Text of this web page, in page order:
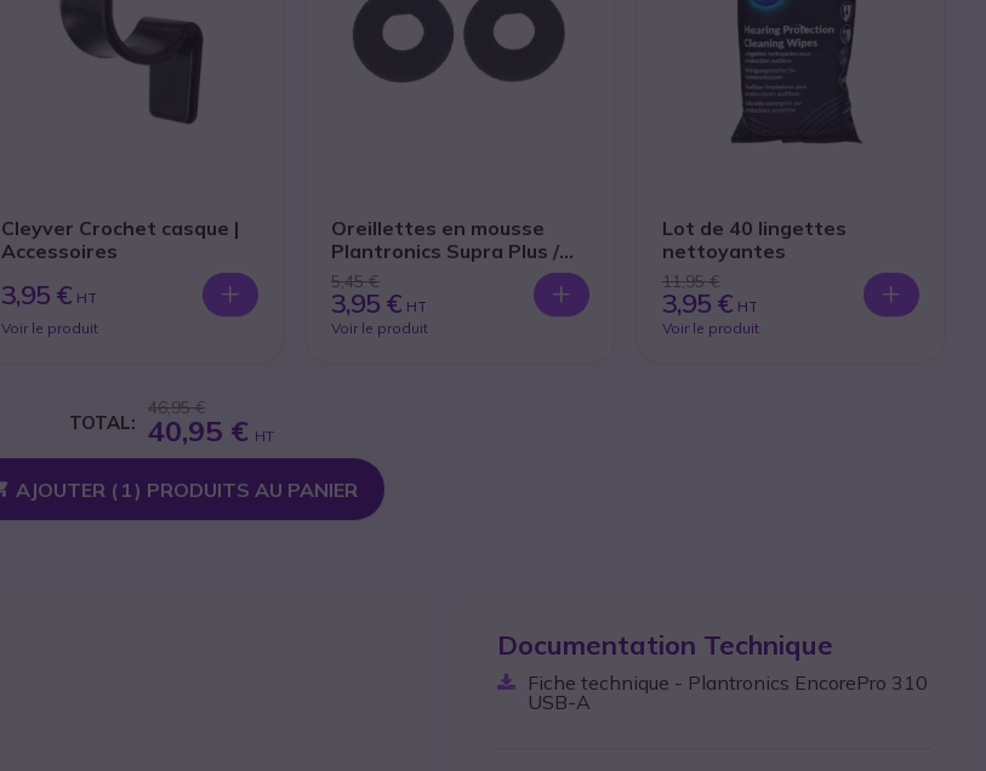
Cleyver Crochet casque |
Accessoires
3,95 € HT
Voir le produit
Oreillettes en mousse
Plantronics Supra Plus /
Entera / Blackwire C600
(Lot de 2)
5,45 €
3,95 € HT
Voir le produit
Lot de 40 lingettes
nettoyantes
11,95 €
3,95 € HT
Voir le produit
TOTAL:
46,95 €
40,95 € HT
AJOUTER ( 1) PRODUITS AU PANIER
Documentation Technique
Fiche technique - Plantronics EncorePro 310
USB-A